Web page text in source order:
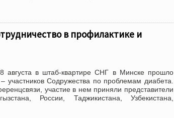
в профилактике и
в штаб-квартире СНГ в Минске прошло
участников Содружества по проблемам диабета.
участие в нем приняли представители
России, Таджикистана, Узбекистана,